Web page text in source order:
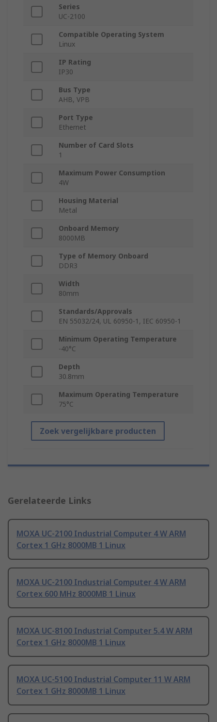
Series
UC-2100
Compatible Operating System
Linux
IP Rating
IP30
Bus Type
AHB, VPB
Port Type
Ethernet
Number of Card Slots
1
Maximum Power Consumption
4W
Housing Material
Metal
Onboard Memory
8000MB
Type of Memory Onboard
DDR3
Width
80mm
Standards/Approvals
EN 55032/24, UL 60950-1, IEC 60950-1
Minimum Operating Temperature
-40°C
Depth
30.8mm
Maximum Operating Temperature
75°C
Zoek vergelijkbare producten
Gerelateerde Links
MOXA UC-2100 Industrial Computer 4 W ARM
Cortex 1 GHz 8000MB 1 Linux
MOXA UC-2100 Industrial Computer 4 W ARM
Cortex 600 MHz 8000MB 1 Linux
MOXA UC-8100 Industrial Computer 5.4 W ARM
Cortex 1 GHz 8000MB 1 Linux
MOXA UC-5100 Industrial Computer 11 W ARM
Cortex 1 GHz 8000MB 1 Linux